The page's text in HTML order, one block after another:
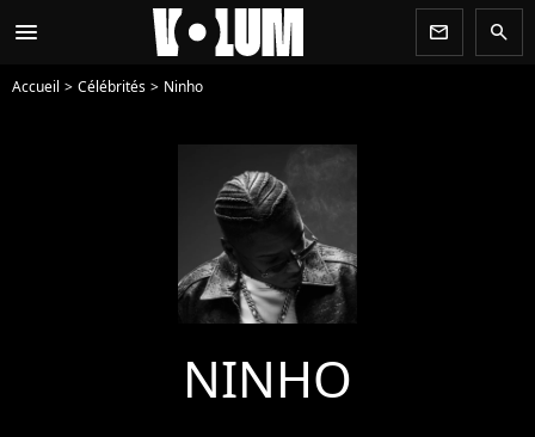
menu newsletter search
Accueil Célébrités Ninho
NINHO